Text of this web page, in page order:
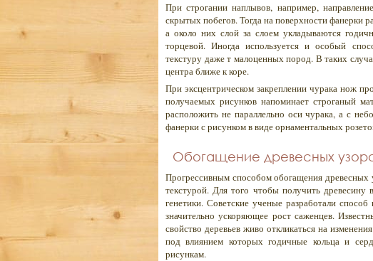
При строгании наплывов, например,
скрытых побегов. Тогда на поверхности фанерки
а около них слой за слоем укладываются
торцевой. Иногда используется и особый
текстуру даже т малоценных пород. В таких
центра ближе к коре.
При эксцентрическом закреплении чурака нож
получаемых рисунков напоминает строганый
расположить не параллельно оси чурака, а с
фанерки с рисунком в виде орнаментальных
Обогащение древесных
Прогрессивным способом обогащения древесных
текстурой. Для того чтобы получить древесину
генетики. Советские ученые разработали
значительно ускоряющее рост саженцев.
свойство деревьев живо откликаться на
под влиянием которых годичные кольца и
рисункам.